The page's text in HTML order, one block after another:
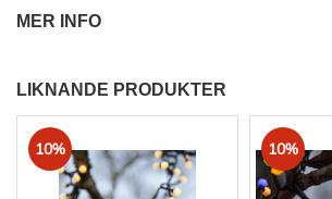
MER INFO
LIKNANDE PRODUKTER
10% 10%